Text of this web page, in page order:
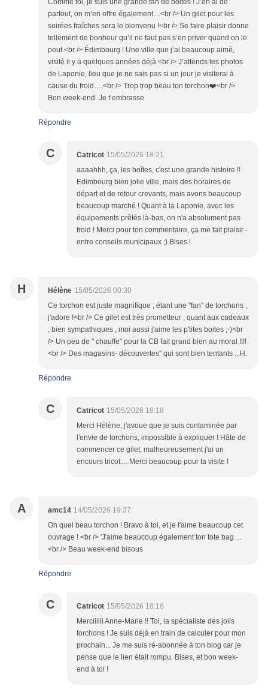
Comme toi, je suis une grande fan de boites ! J’en ai de
partout, on m’en offre également…<br /> Un gilet pour les
soirées fraîches sera le bienvenu !<br /> Se faire plaisir donne
tellement de bonheur qu’il ne faut pas s’en priver quand on le
peut.<br /> Édimbourg ! Une ville que j’ai beaucoup aimé,
visité il y a quelques années déjà.<br /> J’attends tes photos
de Laponie, lieu que je ne sais pas si un jour je visiterai à
cause du froid….<br /> Trop trop beau ton torchon❤️<br />
Bon week-end. Je t’embrasse
Répondre
C Catricot 15/05/2026 18:21
aaaahhh, ça, les boîtes, c'est une grande histoire !!
Edimbourg bien jolie ville, mais des horaires de
départ et de retour crevants, mais avons beaucoup
beaucoup marché ! Quant à la Laponie, avec les
équipements prêtés là-bas, on n'a absolument pas
froid ! Merci pour ton commentaire, ça me fait plaisir -
entre conseils municipaux ;) Bises !
H Hélène 15/05/2026 00:30
Ce torchon est juste magnifique , étant une "fan" de torchons ,
j'adore !<br /> Ce gilet est très prometteur , quant aux cadeaux
, bien sympathiques , moi aussi j'aime les p'tites boites ;-)<br
/> Un peu de " chauffe" pour la CB fait grand bien au moral !!!!
<br /> Des magasins- découvertes" qui sont bien tentants ...H.
Répondre
C Catricot 15/05/2026 18:18
Merci Hélène, j'avoue que je suis contaminée par
l'envie de torchons, impossible à expliquer ! Hâte de
commencer ce gilet, malheureusement j'ai un
encours tricot.... Merci beaucoup pour ta visite !
A amc14 14/05/2026 19:37
Oh quel beau torchon ! Bravo à toi, et je l'aime beaucoup cet
ouvrage ! <br /> 'J'aime beaucoup également ton tote bag. ..
<br /> Beau week-end bisous
Répondre
C Catricot 15/05/2026 18:16
Merciiiiii Anne-Marie !! Toi, la spécialiste des jolis
torchons ! Je suis déjà en train de calculer pour mon
prochain... Je me suis ré-abonnée à ton blog car je
pense que le lien était rompu. Bises, et bon week-
end à toi !